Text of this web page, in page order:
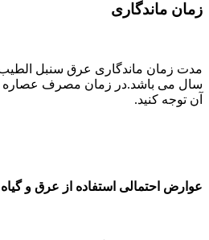
زمان ماندگاری
سال می باشد.در زمان مصرف عصاره
آن توجه کنید.
عوارض احتمالی استفاده از عرق و